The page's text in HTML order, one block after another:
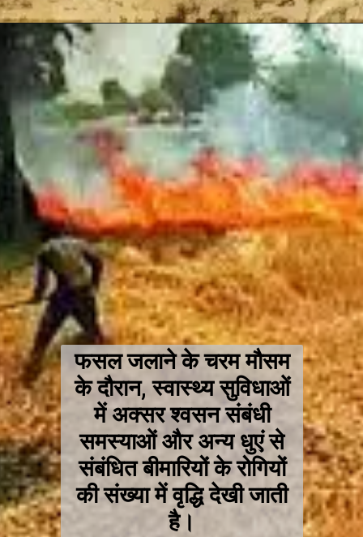
फसल जलाने के चरम मौसम
के दौरान, स्वास्थ्य सुविधाओं
में अक्सर श्वसन संबंधी
समस्याओं और अन्य धुएं से
संबंधित बीमारियों के रोगियों
की संख्या में वृद्धि देखी जाती
है।